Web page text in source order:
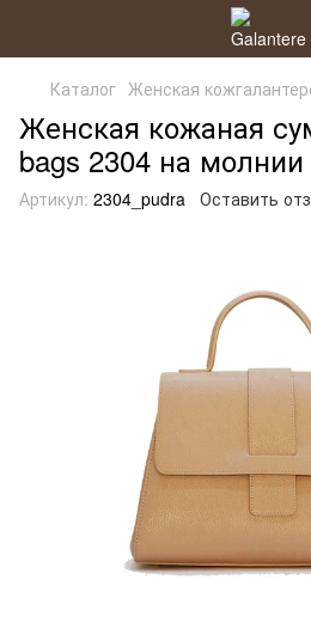
Каталог Женская
Женская кожаная
bags 2304 на молнии
Артикул: 2304_pudra Оставить